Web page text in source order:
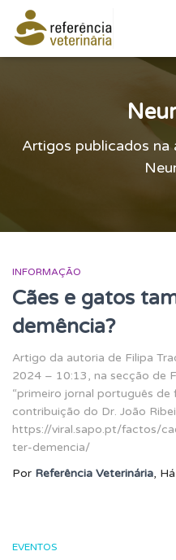
Artigos publicados na
INFORMAÇÃO
Cães e gatos
demência?
Artigo da autoria de Filipa
2024 – 10:13, na secção de
“primeiro jornal português de
contribuição do Dr. João
https://viral.sapo.pt/factos/
ter-demencia/
Por Referência Veterinária, Há
EVENTOS